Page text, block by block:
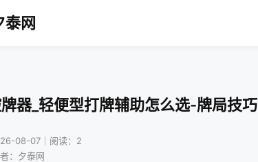
泰网
器_轻便型打牌辅助怎么选-牌局技巧
08-07｜阅读：2
：夕泰网